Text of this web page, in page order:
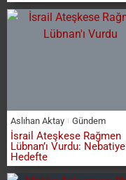
Aslıhan Aktay Gündem
İsrail Ateşkese Rağmen
Lübnan’ı Vurdu: Nebatiye
Hedefte